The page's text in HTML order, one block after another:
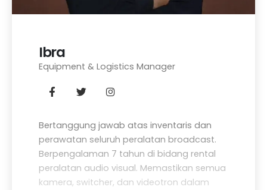
Ibra
Equipment & Logistics Manager
Bertanggung jawab atas inventaris dan
perawatan seluruh peralatan broadcast.
Berpengalaman 7 tahun di bidang rental
peralatan audio visual. Memastikan semua
kamera, switcher, dan videotron dalam